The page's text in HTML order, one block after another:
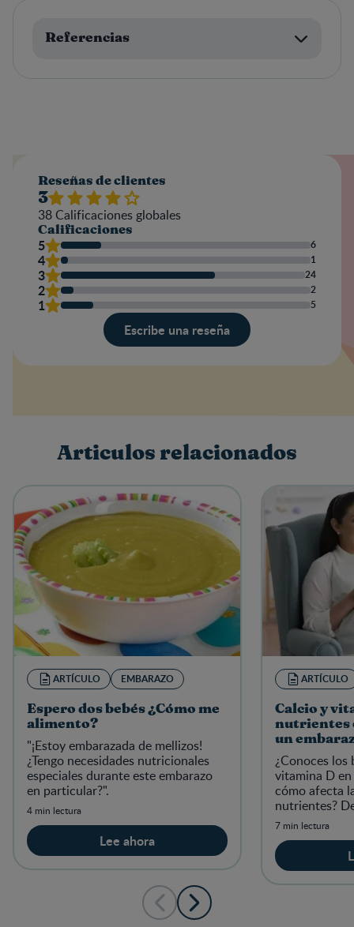
Referencias
Reseñas de clientes
3
38 Calificaciones globales
Calificaciones
5 6
4 1
3 24
2 2
1 5
Escribe una reseña
Escribe una reseña
Articulos relacionados
ARTÍCULO EMBARAZO
Espero dos bebés ¿Cómo me
alimento?
"¡Estoy embarazada de mellizos!
¿Tengo necesidades nutricionales
especiales durante este embarazo
en particular?".
4 min lectura
Lee ahora
ARTÍCULO
Calcio y
nutrientes
un
¿Conoces
vitamina D en
cómo afecta
nutrientes?
para tu salud
7 min lectura